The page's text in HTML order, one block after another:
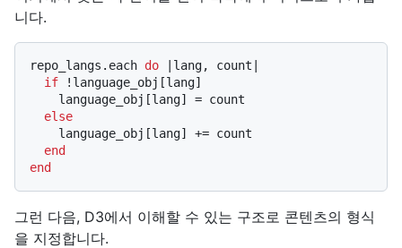
니다.
repo_langs.each do lang, count
if !language_obj[lang]
else
end
end
그런 다음, D3에서 이해할 수 있는 구조로 콘텐츠의 형식
을 지정합니다.